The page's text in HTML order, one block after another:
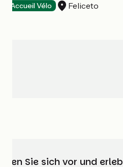
Accueil Vélo Feliceto
Sie sich vor und